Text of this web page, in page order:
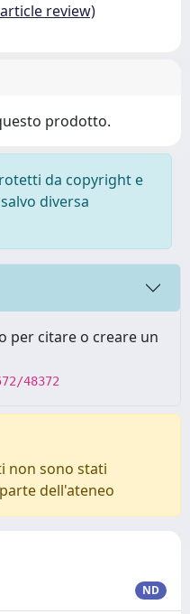
review)
prodotto.
da copyright e
diversa
per citare o creare un
48372
non sono stati
dell'ateneo
ND